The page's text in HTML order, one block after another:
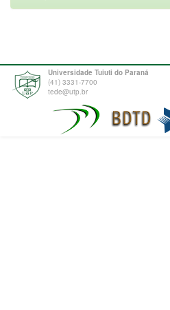
Universidade Tuiuti do Paraná
(41) 3331-7700
tede@utp.br